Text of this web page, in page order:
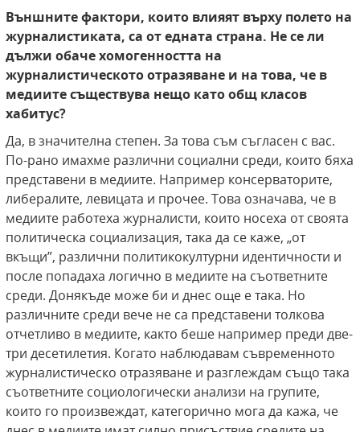
Външните фактори, които влияят върху полето на
журналистиката, са от едната страна. Не се ли
дължи обаче хомогенността на
журналистическото отразяване и на това, че в
медиите съществува нещо като общ класов
хабитус?
Да, в значителна степен. За това съм съгласен с вас.
По-рано имахме различни социални среди, които бяха
представени в медиите. Например консерваторите,
либералите, левицата и прочее. Това означава, че в
медиите работеха журналисти, които носеха от своята
политическа социализация, така да се каже, „от
вкъщи”, различни политикокултурни идентичности и
после попадаха логично в медиите на съответните
среди. Донякъде може би и днес още е така. Но
различните среди вече не са представени толкова
отчетливо в медиите, както беше например преди две-
три десетилетия. Когато наблюдавам съвременното
журналистическо отразяване и разглеждам също така
съответните социологически анализи на групите,
които го произвеждат, категорично мога да кажа, че